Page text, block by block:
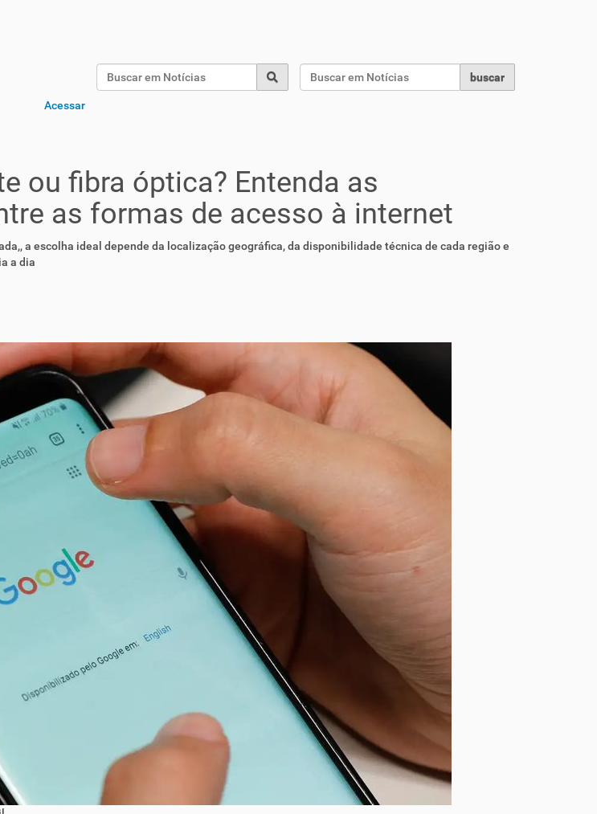
buscar
Busca
Acessar
ou fibra óptica? Entenda as
as formas de acesso à internet
a escolha ideal depende da localização geográfica, da disponibilidade técnica de cada região e
a dia